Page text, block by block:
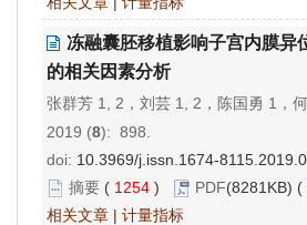
冻融囊胚移植影响子宫内膜异
的相关因素分析
张群芳 1, 2，刘芸 1, 2，陈国勇 1，
2019 (8): 898.
doi: 10.3969/j.issn.1674-
摘要 ( 1254 ) PDF(8281KB) (
相关文章 | 计量指标